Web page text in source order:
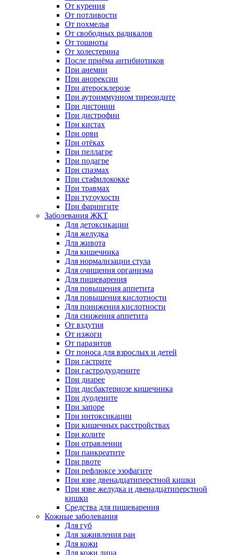
От курения
От потливости
От похмелья
От свободных радикалов
От тошноты
От холестерина
После приёма антибиотиков
При анемии
При анорексии
При атеросклерозе
При аутоиммунном тиреоидите
При дистонии
При дистрофии
При кистах
При орви
При отёках
При пеллагре
При подагре
При спазмах
При стафилококке
При травмах
При тугоухости
При фарингите
Заболевания ЖКТ
Для детоксикации
Для желудка
Для живота
Для кишечника
Для нормализации стула
Для очищения организма
Для пищеварения
Для повышения аппетита
Для повышения кислотности
Для понижения кислотности
Для снижения аппетита
От вздутия
От изжоги
От паразитов
От поноса для взрослых и детей
При гастрите
При гастродуодените
При диарее
При дисбактериозе кишечника
При дуодените
При запоре
При интоксикации
При кишечных расстройствах
При колите
При отравлении
При панкреатите
При рвоте
При рефлюксе эзофагите
При язве двенадцатиперстной кишки
При язве желудка и двенадцатиперстной
кишки
Средства для пищеварения
Кожные заболевания
Для губ
Для заживления ран
Для кожи
Для кожи лица